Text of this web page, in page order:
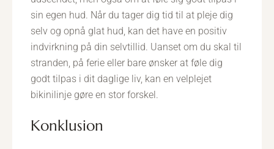
sin egen hud. Når du tager dig tid til at pleje dig
selv og opnå glat hud, kan det have en positiv
indvirkning på din selvtillid. Uanset om du skal til
stranden, på ferie eller bare ønsker at føle dig
godt tilpas i dit daglige liv, kan en velplejet
bikinilinje gøre en stor forskel.
konklusion